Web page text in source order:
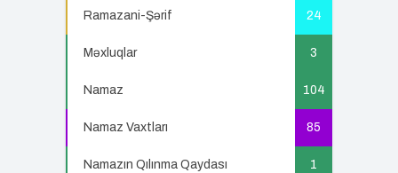
Ramazani-Şərif 24
Məxluqlar 3
Namaz 104
Namaz Vaxtları 85
Namazın Qılınma Qaydası 1